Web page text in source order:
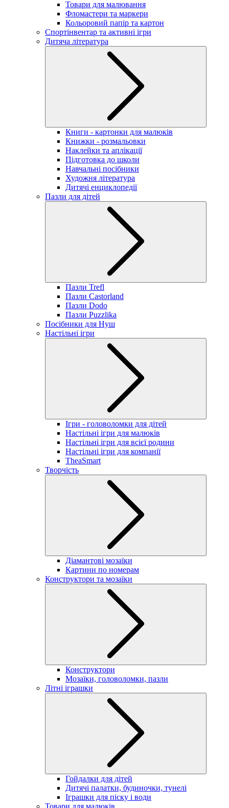
Товари для малювання
Фломастери та маркери
Кольоровий папір та картон
Спортінвентар та активні ігри
Дитяча література
Книги - картонки для малюків
Книжки - розмальовки
Наклейки та аплікації
Підготовка до школи
Навчальні посібники
Художня література
Дитячі енциклопедії
Пазли для дітей
Пазли Trefl
Пазли Castorland
Пазли Dodo
Пазли Puzzlika
Посібники для Нуш
Настільні ігри
Ігри - головоломки для дітей
Настільні ігри для малюків
Настільні ігри для всієї родини
Настільні ігри для компанії
TheaSmart
Творчість
Діамантові мозаїки
Картини по номерам
Конструктори та мозаїки
Конструктори
Мозаїки, головоломки, пазли
Літні іграшки
Гойдалки для дітей
Дитячі палатки, будиночки, тунелі
Іграшки для піску і води
Товари для малюків